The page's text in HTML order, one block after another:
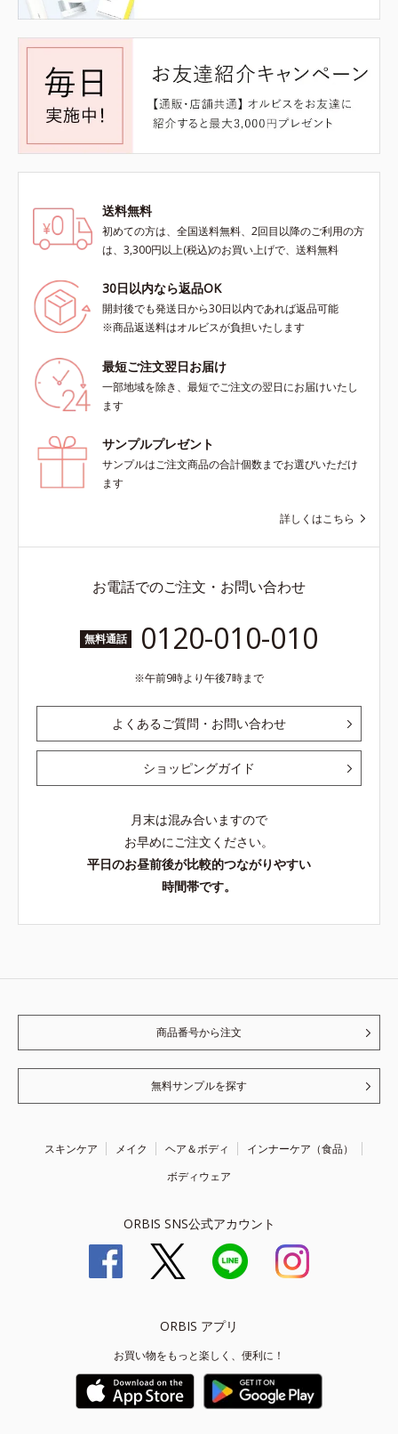
送料無料
初めての方は、全国送料無料、2回目以降のご利用の方
は、3,300円以上(税込)のお買い上げで、送料無料
30日以内なら返品OK
開封後でも発送日から30日以内であれば返品可能
※商品返送料はオルビスが負担いたします
最短ご注文翌日お届け
一部地域を除き、最短でご注文の翌日にお届けいたし
ます
サンプルプレゼント
サンプルはご注文商品の合計個数までお選びいただけ
ます
詳しくはこちら
お電話でのご注文・お問い合わせ
無料通話 0120-010-010
午前9時より午後7時まで
よくあるご質問・お問い合わせ
ショッピングガイド
月末は混み合いますので
お早めにご注文ください。
平日のお昼前後が比較的つながりやすい
時間帯です。
商品番号から注文
無料サンプルを探す
スキンケア メイク ヘア＆ボディ
インナーケア（食品）
ボディウェア
ORBIS SNS公式アカウント
ORBIS アプリ
お買い物をもっと楽しく、便利に！